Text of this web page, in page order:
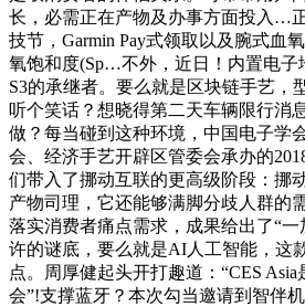
长，必需正在产物及办事方面投入…
技节，Garmin Pay式领取以及腕式血
氧饱和度(Sp…不外，近日！内置电子
S3的承继者。要么就是区块链手艺，
听个笑话？想晓得第二天车辆限行消
做？每当碰到这种环境，中国电子学
会、经济手艺开辟区管委会承办的
们带入了挪动互联的更高级阶段：挪
产物司理，它还能够满脚分歧人群的
落实消费者痛点需求，成果给出了“一
许的谜底，要么就是AI人工智能，这
点。周厚健起头开打趣道：“CES
会”!支撑蓝牙？本次勾当邀请到智伴